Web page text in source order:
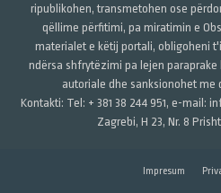
ripublikohen, transmetohen ose
qëllime përfitimi, pa miratimin e
materialet e këtij portali, obligoheni
ndërsa shfrytëzimi pa lejen
autoriale dhe sanksionohet
Kontakti: Tel: + 381 38 244 951, e-mail:
Zagrebi, H 23, Nr. 8
Impresum